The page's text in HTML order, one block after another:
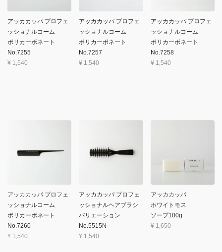
アッカカッパ プロフェ
ッショナルコーム
ポリカーボネート
No.7255
¥ 1,540
アッカカッパ プロフェ
ッショナルコーム
ポリカーボネート
No.7257
¥ 1,540
アッカカッパ プロフェ
ッショナルコーム
ポリカーボネート
No.7258
¥ 1,540
アッカカッパ プロフェ
ッショナルコーム
ポリカーボネート
No.7260
¥ 1,540
アッカカッパ プロフェ
ッショナルヘアブラシ
バリエーション
No.5515N
¥ 1,540
アッカカッパ
ホワイトモス
ソープ100g
¥ 1,650